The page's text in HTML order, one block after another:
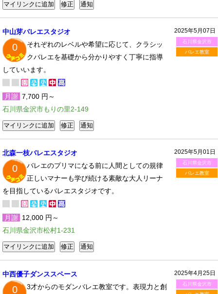
2025年5月07日
石川県金沢市
バレエ教室
中山芽バレエスタジオ
0
それぞれのレベルや希望に応じて、クラシッ
クバレエを基礎から分かりやすく丁寧に指導
していいます。
月謝 7,700 円～
石川県金沢市もりの里2-149
2025年5月01日
石川県金沢市
バレエ教室
北森一枝バレエスタジオ
0
バレエのプリマになる前に人間としての規律
正しいマナーも学び続ける素敵な大人リーナ
を目指しているバレエスタジオです。
月謝 12,000 円～
石川県金沢市松村1-231
2025年4月25日
石川県金沢市
中西優子ダンススペース
0 3才からのモダンバレエ教室です。表現力と創